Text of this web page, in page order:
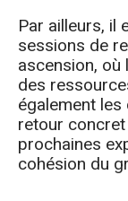
Par ailleurs, il
sessions de
ascension,
des
également les
retour
prochaines
cohésion du